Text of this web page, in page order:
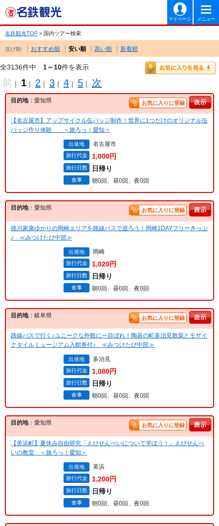
マイページ メニュー
名鉄観光TOP > 国内ツアー検索
並び順: おすすめ順 安い順 高い順 新着順
全3136件中 1～10件を表示
前 ｜ 1 ｜ 2 ｜ 3 ｜ 4 ｜ 5 ｜ 次
目的地：愛知県 お気に入りに登録
【名古屋市】アップサイクル缶バッジ制作！世界に1つだけのオリジナル缶
バッジ作り体験 ＜旅ろっ！愛知＞
出発地 名古屋市
旅行代金 1,000円
旅行日数 日帰り
食事 朝0回、昼0回、夜0回
目的地：愛知県 お気に入りに登録
徳川家康ゆかりの岡崎エリアを路線バスで巡ろう！岡崎1DAYフリーきっぷ
♪ ≪みつけたび中部≫
出発地 岡崎
旅行代金 1,020円
旅行日数 日帰り
食事 朝0回、昼0回、夜0回
目的地：岐阜県 お気に入りに登録
路線バスで行く♪ユニークな外観に一目ぼれ！陶器の町多治見散策とモザイ
クタイルミュージアム入館券付♪ ≪みつけたび中部≫
出発地 多治見
旅行代金 1,080円
旅行日数 日帰り
食事 朝0回、昼0回、夜0回
目的地：愛知県 お気に入りに登録
【美浜町】夏休み自由研究「えびせんべいについて学ぼう！」えびせんべ
いの教室 ＜旅ろっ！愛知＞
出発地 美浜
旅行代金 1,200円
旅行日数 日帰り
食事 朝0回、昼0回、夜0回